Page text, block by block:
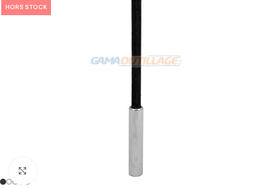
HORS STOCK